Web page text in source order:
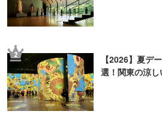
2
【2026】夏デ
選！関東の涼